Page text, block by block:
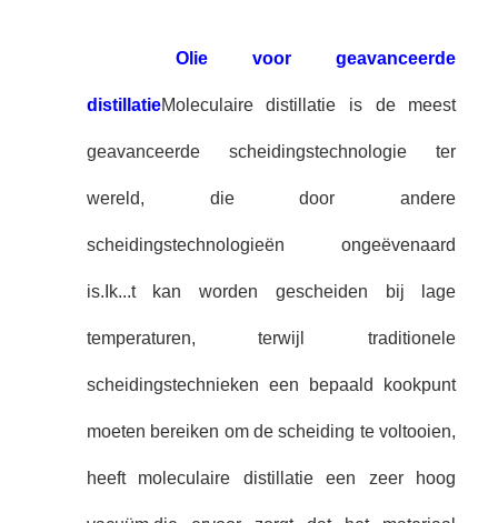
Olie voor geavanceerde
distillatieMoleculaire distillatie is de meest
geavanceerde scheidingstechnologie ter
wereld, die door andere
scheidingstechnologieën ongeëvenaard
is. Ik...t kan worden gescheiden bij lage
temperaturen, terwijl traditionele
scheidingstechnieken een bepaald kookpunt
moeten bereiken om de scheiding te voltooien,
heeft moleculaire distillatie een zeer hoog